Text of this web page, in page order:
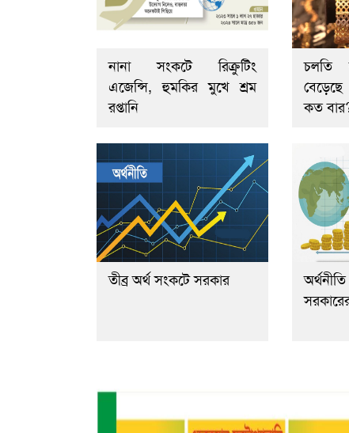
নানা সংকটে রিক্রুটিং
এজেন্সি, হুমকির মুখে শ্রম
রপ্তানি
চলতি
কত
তীব্র অর্থ সংকটে সরকার